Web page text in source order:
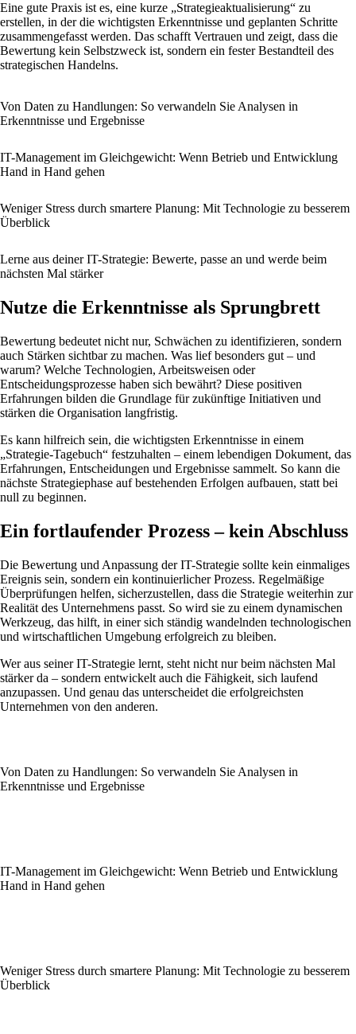
Eine gute Praxis ist es, eine kurze „Strategieaktualisierung“ zu
erstellen, in der die wichtigsten Erkenntnisse und geplanten Schritte
zusammengefasst werden. Das schafft Vertrauen und zeigt, dass die
Bewertung kein Selbstzweck ist, sondern ein fester Bestandteil des
strategischen Handelns.
Von Daten zu Handlungen: So verwandeln Sie Analysen in
Erkenntnisse und Ergebnisse
IT-Management im Gleichgewicht: Wenn Betrieb und Entwicklung
Hand in Hand gehen
Weniger Stress durch smartere Planung: Mit Technologie zu besserem
Überblick
Lerne aus deiner IT-Strategie: Bewerte, passe an und werde beim
nächsten Mal stärker
Nutze die Erkenntnisse als Sprungbrett
Bewertung bedeutet nicht nur, Schwächen zu identifizieren, sondern
auch Stärken sichtbar zu machen. Was lief besonders gut – und
warum? Welche Technologien, Arbeitsweisen oder
Entscheidungsprozesse haben sich bewährt? Diese positiven
Erfahrungen bilden die Grundlage für zukünftige Initiativen und
stärken die Organisation langfristig.
Es kann hilfreich sein, die wichtigsten Erkenntnisse in einem
„Strategie-Tagebuch“ festzuhalten – einem lebendigen Dokument, das
Erfahrungen, Entscheidungen und Ergebnisse sammelt. So kann die
nächste Strategiephase auf bestehenden Erfolgen aufbauen, statt bei
null zu beginnen.
Ein fortlaufender Prozess – kein Abschluss
Die Bewertung und Anpassung der IT-Strategie sollte kein einmaliges
Ereignis sein, sondern ein kontinuierlicher Prozess. Regelmäßige
Überprüfungen helfen, sicherzustellen, dass die Strategie weiterhin zur
Realität des Unternehmens passt. So wird sie zu einem dynamischen
Werkzeug, das hilft, in einer sich ständig wandelnden technologischen
und wirtschaftlichen Umgebung erfolgreich zu bleiben.
Wer aus seiner IT-Strategie lernt, steht nicht nur beim nächsten Mal
stärker da – sondern entwickelt auch die Fähigkeit, sich laufend
anzupassen. Und genau das unterscheidet die erfolgreichsten
Unternehmen von den anderen.
Von Daten zu Handlungen: So verwandeln Sie Analysen in
Erkenntnisse und Ergebnisse
IT-Management im Gleichgewicht: Wenn Betrieb und Entwicklung
Hand in Hand gehen
Weniger Stress durch smartere Planung: Mit Technologie zu besserem
Überblick